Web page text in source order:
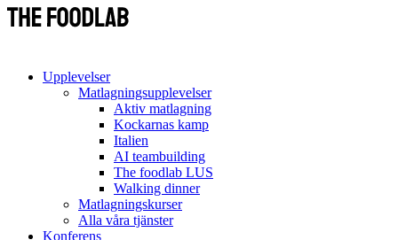
Upplevelser
Matlagningsupplevelser
Aktiv matlagning
Kockarnas kamp
Italien
AI teambuilding
The foodlab LUS
Walking dinner
Matlagningskurser
Alla våra tjänster
Konferens